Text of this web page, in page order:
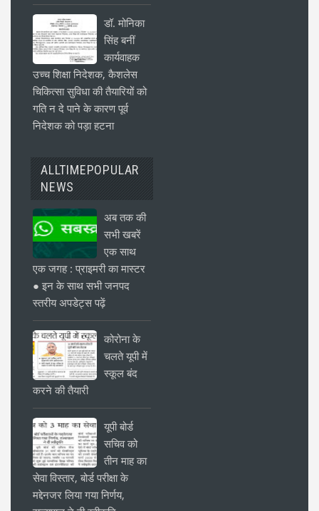
डॉ. मोनिका
सिंह बनीं
कार्यवाहक
उच्च शिक्षा निदेशक, कैशलेस
चिकित्सा सुविधा की तैयारियों को
गति न दे पाने के कारण पूर्व
निदेशक को पड़ा हटना
ALLTIMEPOPULAR
NEWS
अब तक की
सभी खबरें
एक साथ
एक जगह : प्राइमरी का मास्टर
● इन के साथ सभी जनपद
स्तरीय अपडेट्स पढ़ें
कोरोना के
चलते यूपी में
स्कूल बंद
करने की तैयारी
यूपी बोर्ड
सचिव को
तीन माह का
सेवा विस्तार, बोर्ड परीक्षा के
मद्देनजर लिया गया निर्णय,